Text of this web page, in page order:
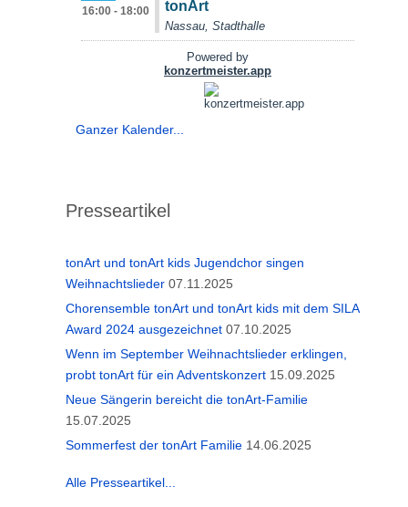
Ganzer Kalender...
Presseartikel
tonArt und tonArt kids Jugendchor singen
Weihnachtslieder 07.11.2025
Chorensemble tonArt und tonArt kids mit dem SILA
Award 2024 ausgezeichnet 07.10.2025
Wenn im September Weihnachtslieder erklingen,
probt tonArt für ein Adventskonzert 15.09.2025
Neue Sängerin bereicht die tonArt-Familie
15.07.2025
Sommerfest der tonArt Familie 14.06.2025
Alle Presseartikel...